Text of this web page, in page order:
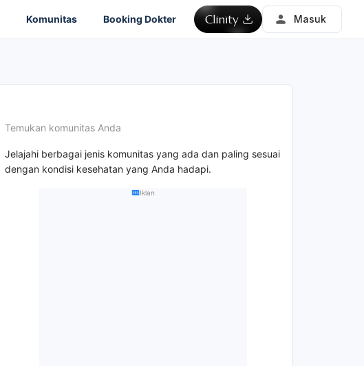
Komunitas Booking Dokter Masuk
Temukan komunitas Anda
Jelajahi berbagai jenis komunitas yang ada dan paling sesuai
dengan kondisi kesehatan yang Anda hadapi.
Iklan